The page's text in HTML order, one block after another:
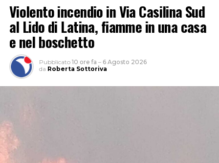
L’attività, che si è svolta grazie anche al supporto del 1°
Reggimento Carabinieri Paracadutisti “Tuscania” e del
accertamenti sul territorio.
Violento incendio in Via Casilina Sud
al Lido di Latina, fiamme in una casa
e nel boschetto
Pubblicato 10 ore fa – 6 Agosto 2026
da Roberta Sottoriva